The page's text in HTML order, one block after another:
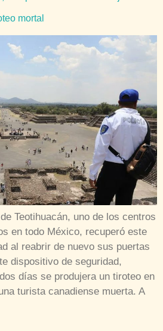
mortal
Teotihuacán, uno de los centros
en todo México, recuperó este
al reabrir de nuevo sus puertas
dispositivo de seguridad,
días se produjera un tiroteo en
turista canadiense muerta. A